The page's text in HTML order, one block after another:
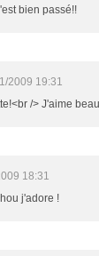
bien passé!!
2009 19:31
/> J'aime
18:31
j'adore !